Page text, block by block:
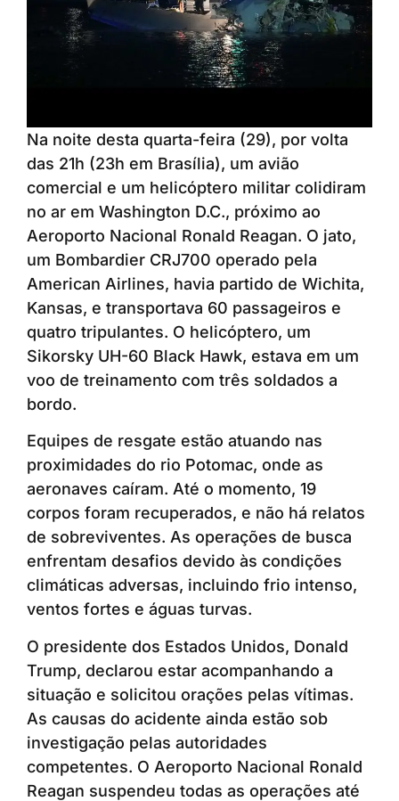
Na noite desta quarta-feira (29), por volta
das 21h (23h em Brasília), um avião
comercial e um helicóptero militar colidiram
no ar em Washington D.C., próximo ao
Aeroporto Nacional Ronald Reagan. O jato,
um Bombardier CRJ700 operado pela
American Airlines, havia partido de Wichita,
Kansas, e transportava 60 passageiros e
quatro tripulantes. O helicóptero, um
Sikorsky UH-60 Black Hawk, estava em um
voo de treinamento com três soldados a
bordo.
Equipes de resgate estão atuando nas
proximidades do rio Potomac, onde as
aeronaves caíram. Até o momento, 19
corpos foram recuperados, e não há relatos
de sobreviventes. As operações de busca
enfrentam desafios devido às condições
climáticas adversas, incluindo frio intenso,
ventos fortes e águas turvas.
O presidente dos Estados Unidos, Donald
Trump, declarou estar acompanhando a
situação e solicitou orações pelas vítimas.
As causas do acidente ainda estão sob
investigação pelas autoridades
competentes. O Aeroporto Nacional Ronald
Reagan suspendeu todas as operações até